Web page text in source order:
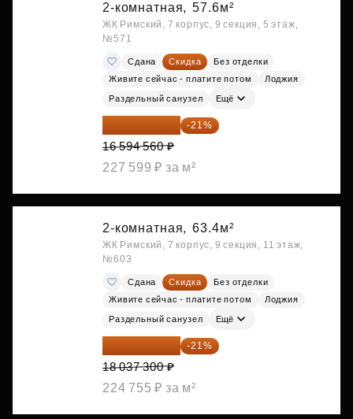
2-комнатная, 57.6м²
ЖК Римский, 7 корпус, 9 секция, 5 этаж,
№571
Сдана Скидка
Без отделки
Живите сейчас - платите потом
Лоджия
Раздельный санузел Ещё
13 109 702 ₽ -21%
16 594 560 ₽
227 599 ₽ за м²
2-комнатная, 63.4м²
ЖК Римский, 7 корпус, 9 секция, 11 этаж,
№603
Сдана Скидка
Без отделки
Живите сейчас - платите потом
Лоджия
Раздельный санузел Ещё
14 249 467 ₽ -21%
18 037 300 ₽
224 755 ₽ за м²